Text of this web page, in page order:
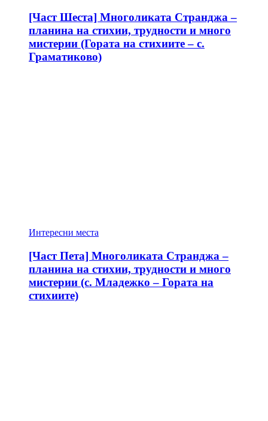
[Част Шеста] Многоликата Странджа –
планина на стихии, трудности и много
мистерии (Гората на стихиите – с.
Граматиково)
Интересни места
[Част Пета] Многоликата Странджа –
планина на стихии, трудности и много
мистерии (с. Младежко – Гората на
стихиите)